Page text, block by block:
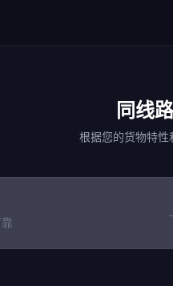
同线
根据您的货物特